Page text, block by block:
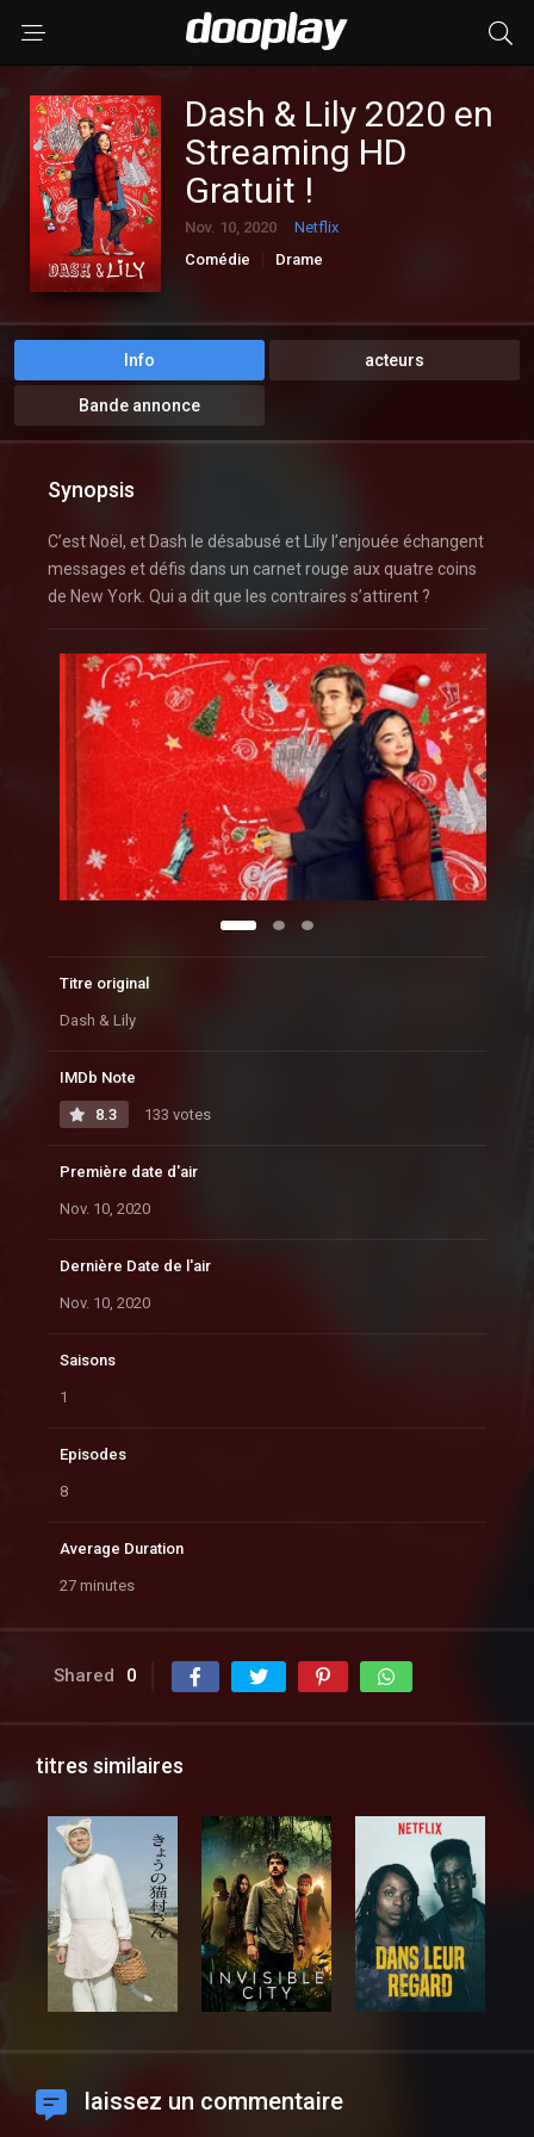
Dash & Lily 2020 en
Streaming HD
Gratuit !
Nov. 10, 2020
Netflix
Comédie
Drame
Info acteurs
Bande annonce
Synopsis
C’est Noël, et Dash le désabusé et Lily l’enjouée échangent
messages et défis dans un carnet rouge aux quatre coins
de New York. Qui a dit que les contraires s’attirent ?
Titre original
Dash & Lily
IMDb Note
8.3 133 votes
Première date d'air
Nov. 10, 2020
Dernière Date de l'air
Nov. 10, 2020
Saisons
1
Episodes
8
Average Duration
27 minutes
Shared 0
titres similaires
laissez un commentaire